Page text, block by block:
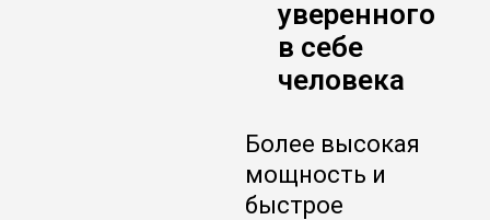
уверенного
в себе
человека
Более высокая
мощность и
быстрое